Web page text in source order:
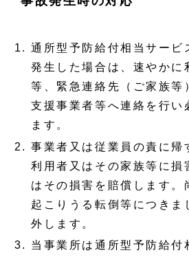
通所型予防給付相当サービ
発生した場合は、速やかに
等、緊急連絡先（ご家族等
支援事業者等へ連絡を行い
ます。
事業者又は従業員の責に帰
利用者又はその家族等に損
はその損害を賠償します。
起こりうる転倒等につきま
外します。
当事業所は通所型予防給付